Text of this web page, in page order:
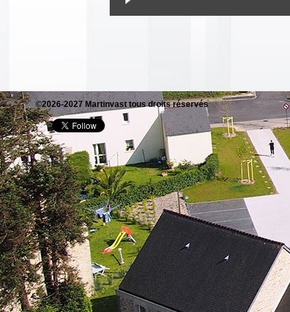
©2026-2027 Martinvast tous droits réservés